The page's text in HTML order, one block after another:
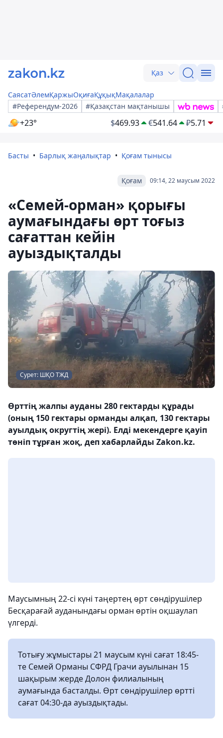
Қаз
СаясатӘлемҚаржыОқиғаҚұқықМақалалар
#Референдум-2026
#Қазақстан мақтанышы
+23° $469.93 €541.64 ₽5.71
Басты Барлық жаңалықтар Қоғам тынысы
09:14, 22 маусым 2022
Қоғам
«Семей-орман» қорығы
аумағындағы өрт тоғыз
сағаттан кейін
ауыздықталды
Сурет: ШҚО ТЖД
Өрттің жалпы ауданы 280 гектарды құрады
(оның 150 гектары орманды алқап, 130 гектары
ауылдық округтің жері). Елді мекендерге қауіп
төніп тұрған жоқ, деп хабарлайды Zakon.kz.
Маусымның 22-сі күні таңертең өрт сөндірушілер
Бесқарағай ауданындағы орман өртін оқшаулап
үлгерді.
Тотығу жұмыстары 21 маусым күні сағат 18:45-
те Семей Орманы СФРД Грачи ауылынан 15
шақырым жерде Долон филиалының
аумағында басталды. Өрт сөндірушілер өртті
сағат 04:30-да ауыздықтады.